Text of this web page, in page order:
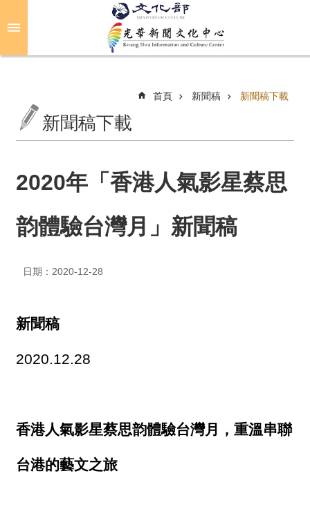
關
光
華
活
動
薦
新
聞
站
結
首頁 新聞稿 新聞稿下載
新聞稿下載
2020年「香港人氣影星蔡思
韵體驗台灣月」新聞稿
日期：2020-12-28
新聞稿
2020.12.28
香港人氣影星蔡思韵體驗台灣月，重溫串聯
台港的藝文之旅